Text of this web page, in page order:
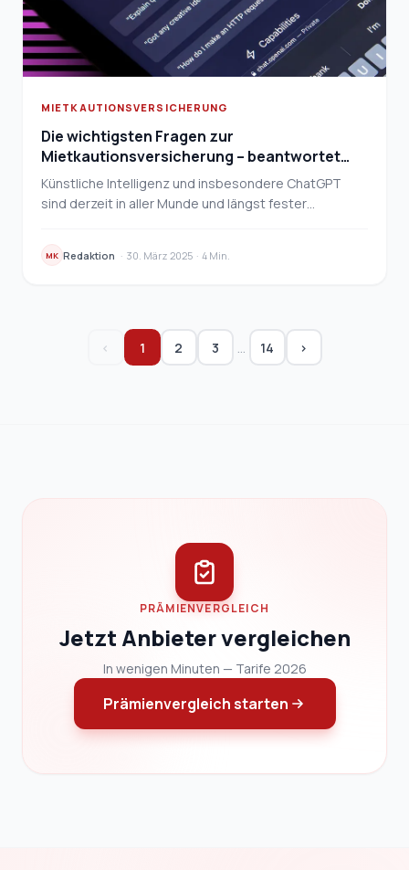
MIETKAUTIONSVERSICHERUNG
Die wichtigsten Fragen zur
Mietkautionsversicherung – beantwortet
von ChatGPT
Künstliche Intelligenz und insbesondere ChatGPT
sind derzeit in aller Munde und längst fester
Statt …
MK Redaktion · 30. März 2025 · 4 Min.
‹ 1 2 3 … 14 ›
PRÄMIENVERGLEICH
Jetzt Anbieter vergleichen
In wenigen Minuten — Tarife 2026
Prämienvergleich starten